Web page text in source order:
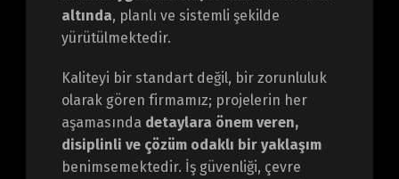
altında, planlı ve sistemli şekilde
yürütülmektedir.
Kaliteyi bir standart değil, bir zorunluluk
olarak gören firmamız; projelerin her
aşamasında detaylara önem veren,
disiplinli ve çözüm odaklı bir yaklaşım
benimsemektedir. İş güvenliği, çevre